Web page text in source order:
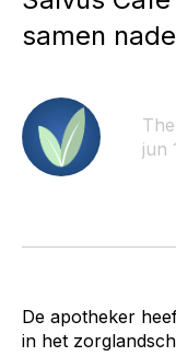
samen
jun
De apotheker
in het